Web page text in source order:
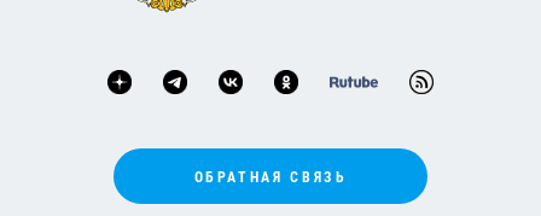
ОБРАТНАЯ СВЯЗЬ